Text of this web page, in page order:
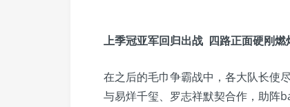
上季冠亚军回归出战 四路正面硬刚燃
在之后的毛巾争霸战中，各大队长使
与易烊千玺、罗志祥默契合作，助阵